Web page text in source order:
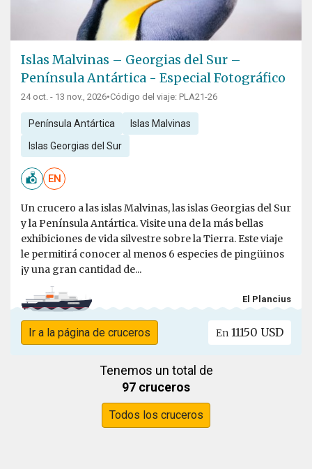
Islas Malvinas – Georgias del Sur –
Península Antártica - Especial Fotográfico
24 oct. - 13 nov., 2026•Código del viaje: PLA21-26
Península Antártica Islas Malvinas
Islas Georgias del Sur
EN
Un crucero a las islas Malvinas, las islas Georgias del Sur
y la Península Antártica. Visite una de la más bellas
exhibiciones de vida silvestre sobre la Tierra. Este viaje
le permitirá conocer al menos 6 especies de pingüinos
¡y una gran cantidad de...
El Plancius
Ir a la página de cruceros En 11150 USD
Tenemos un total de
97 cruceros
Todos los cruceros